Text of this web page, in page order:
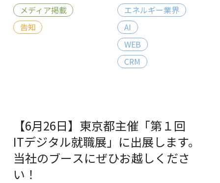
メディア掲載
告知
エネルギー業界
AI
WEB
CRM
【6月26日】東京都主催「第１回
ITデジタル就職展」に出展します。
当社のブースにぜひお越しくださ
い！